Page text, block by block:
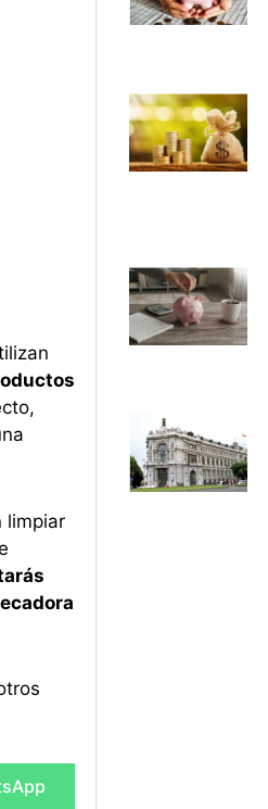
limpiar